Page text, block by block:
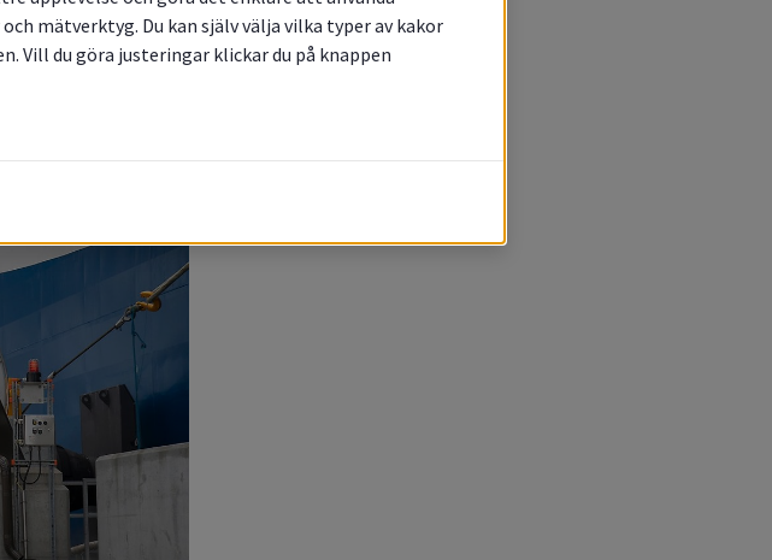
mätverktyg. Du kan själv välja vilka typer av kakor
Vill du göra justeringar klickar du på knappen